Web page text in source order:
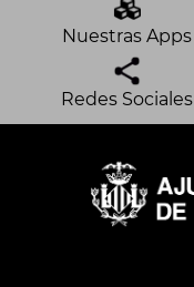
Nuestras Apps
Redes Sociales